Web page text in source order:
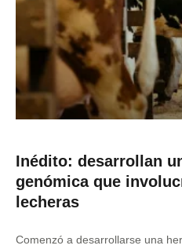
Inédito: desarrollan
genómica que
lecheras
Comenzó a desarrollarse una